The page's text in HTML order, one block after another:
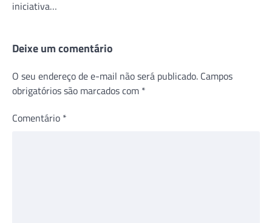
iniciativa…
Deixe um comentário
O seu endereço de e-mail não será publicado. Campos
obrigatórios são marcados com *
Comentário *